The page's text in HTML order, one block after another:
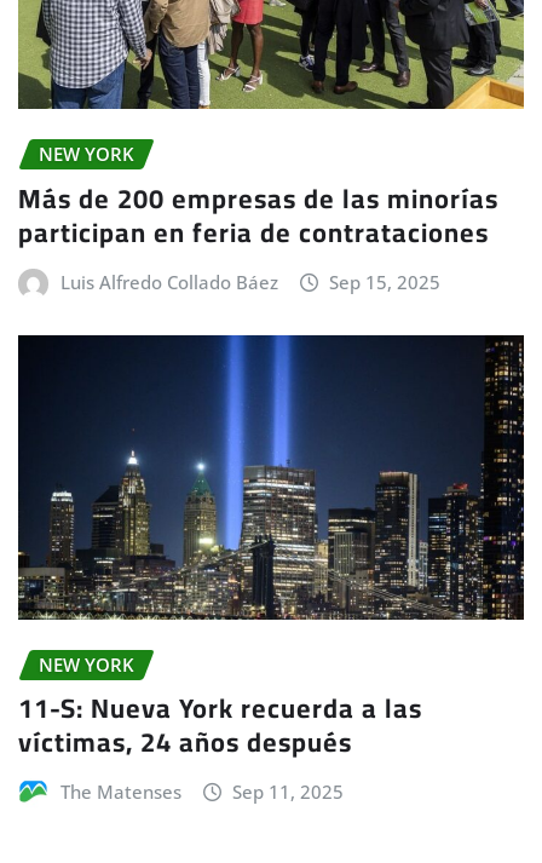
NEW YORK
Más de 200 empresas de las minorías
participan en feria de contrataciones
Luis Alfredo Collado Báez Sep 15, 2025
NEW YORK
11-S: Nueva York recuerda a las
víctimas, 24 años después
The Matenses Sep 11, 2025